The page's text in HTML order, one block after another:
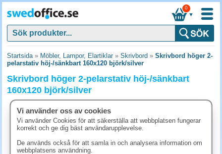
▼
0
Startsida» Möbler, Lampor, Elartiklar» Skrivbord » Skrivbord höger 2-
pelarstativ höj-/sänkbart 160x120 björk/silver
Skrivbord höger 2-pelarstativ höj-/sänkbart
160x120 björk/silver
Vi använder oss av cookies
Vi använder Cookies för att säkerställa att webbplatsen fungerar
korrekt och ge dig bäst användarupplevelse.
De används också för att samla in och analysera information om
webbplatsens användning.